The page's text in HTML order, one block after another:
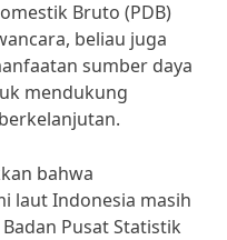
Bruto (PDB)
beliau juga
sumber daya
mendukung
bahwa
laut Indonesia masih
Pusat Statistik